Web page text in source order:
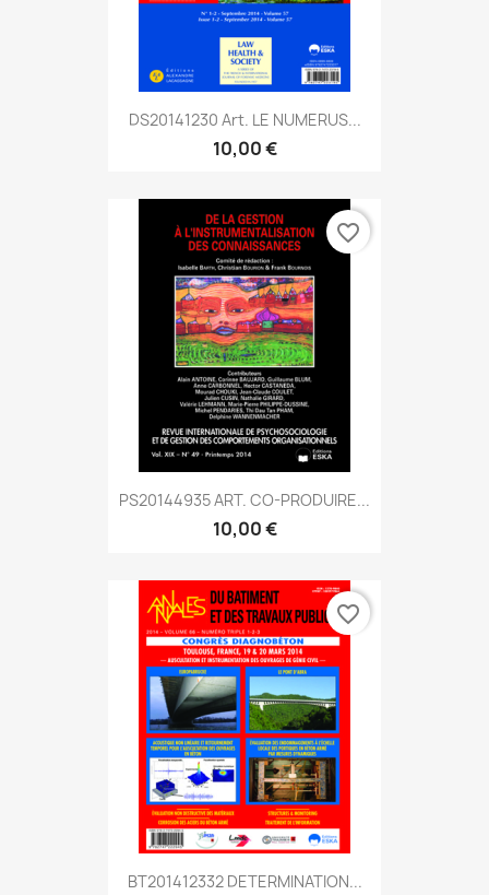
DS20141230 Art. LE NUMERUS...
10,00 €
PS20144935 ART. CO-PRODUIRE...
10,00 €
favorite_border
BT201412332 DETERMINATION...
favorite_border